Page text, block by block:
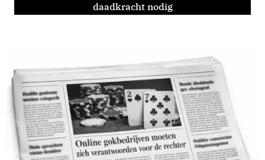
daadkracht nodig